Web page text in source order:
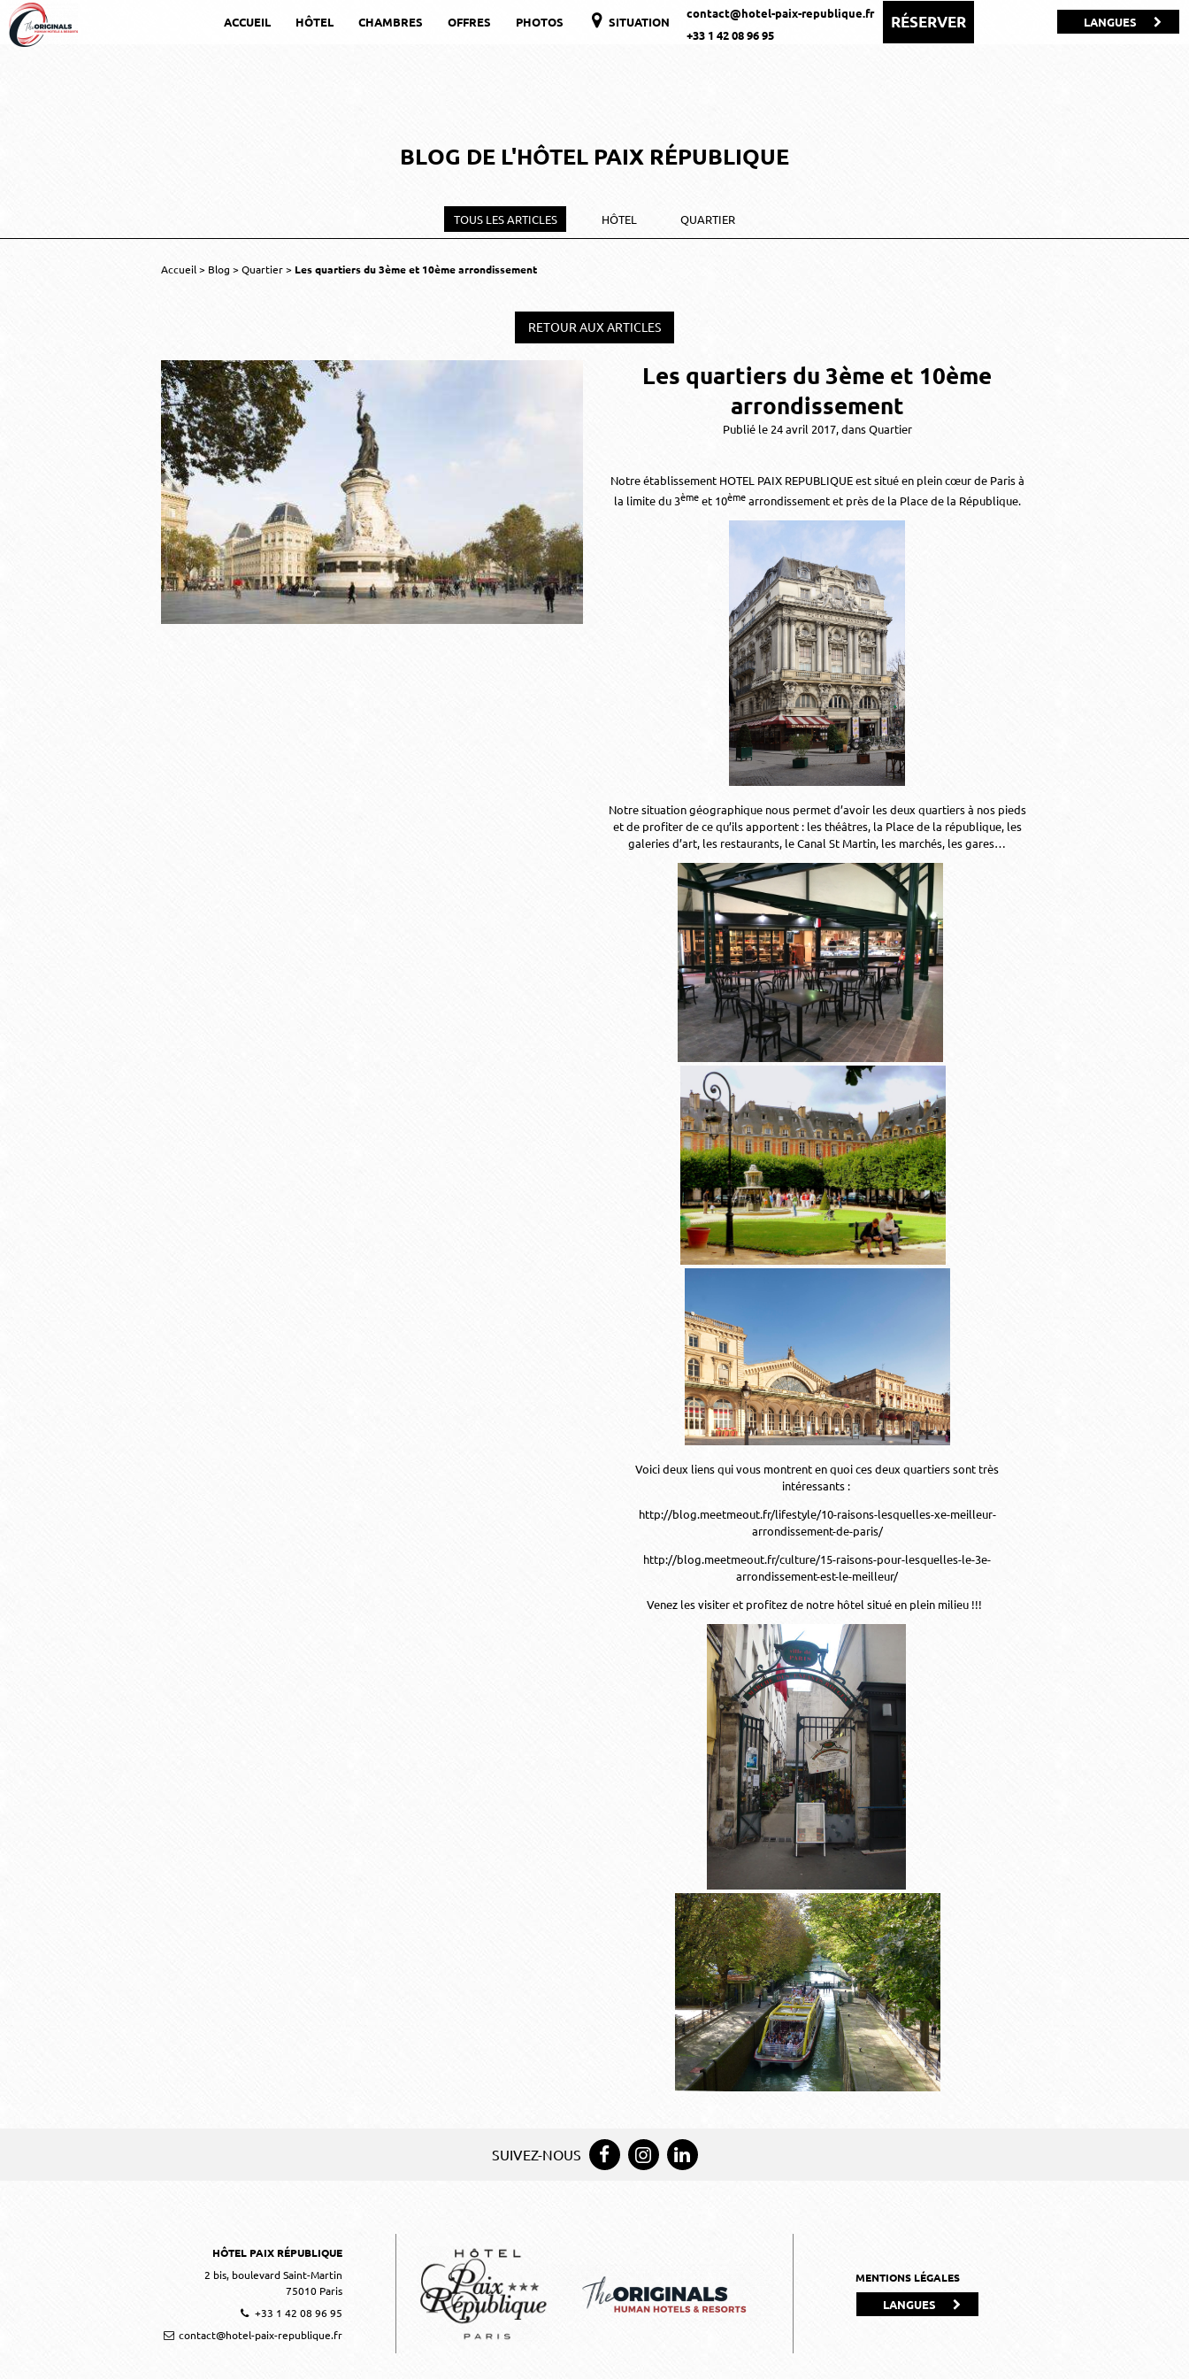
ACCUEIL HÔTEL CHAMBRES OFFRES PHOTOS SITUATION
contact@hotel-paix-republique.fr
+33 1 42 08 96 95
RÉSERVER LANGUES
BLOG DE L'HÔTEL PAIX RÉPUBLIQUE
TOUS LES ARTICLES HÔTEL QUARTIER
Accueil Blog Quartier Les quartiers du 3ème et 10ème arrondissement
RETOUR AUX ARTICLES
Les quartiers du 3ème et 10ème
arrondissement
Publié le 24 avril 2017, dansQuartier
Notre établissement HOTEL PAIX REPUBLIQUE est situé en plein cœur de Paris à
la limite du 3èmeet 10èmearrondissement et près de la Place de la République.
Notre situation géographique nous permet d’avoir les deux quartiers à nos pieds
et de profiter de ce qu’ils apportent : les théâtres, la Place de la république, les
galeries d’art, les restaurants, le Canal St Martin, les marchés, les gares…
Voici deux liens qui vous montrent en quoi ces deux quartiers sont très
intéressants :
http://blog.meetmeout.fr/lifestyle/10-raisons-lesquelles-xe-meilleur-
arrondissement-de-paris/
http://blog.meetmeout.fr/culture/15-raisons-pour-lesquelles-le-3e-
arrondissement-est-le-meilleur/
Venez les visiter et profitez de notre hôtel situé en plein milieu !!!
SUIVEZ-NOUS
HÔTEL PAIX RÉPUBLIQUE
2 bis, boulevard Saint-Martin
75010 Paris
+33 1 42 08 96 95
contact@hotel-paix-republique.fr
MENTIONS LÉGALES
LANGUES